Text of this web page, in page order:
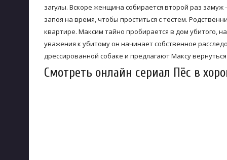
загулы. Вскоре женщина собирается второй раз
запоя на время, чтобы проститься с тестем.
квартире. Максим тайно пробирается в дом убитого,
уважения к убитому он начинает собственное
дрессированной собаке и предлагают Максу
Смотреть онлайн сериал Пёс в